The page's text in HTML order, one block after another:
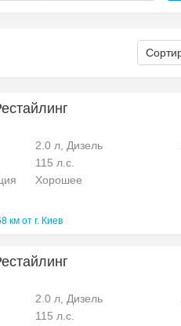
2.0 л, Дизель
115 л.с.
Хорошее
км от г. Киев
2.0 л, Дизель
115 л.с.